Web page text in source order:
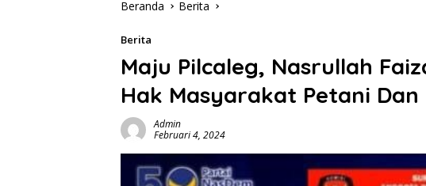
Beranda Berita
Berita
Maju Pilcaleg, Nasrullah
Hak Masyarakat Petani Dan
Admin
Februari 4, 2024